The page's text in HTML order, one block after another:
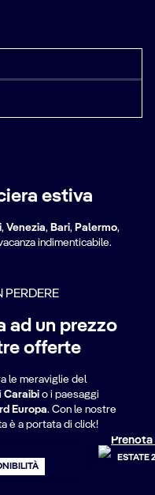
estiva
, Venezia, Bari, Palermo,
indimenticabile.
PERDERE
ad un prezzo
offerte
le meraviglie del
Caraibi o i paesaggi
Europa. Con le nostre
è a portata di click!
ESTATE
Prenota